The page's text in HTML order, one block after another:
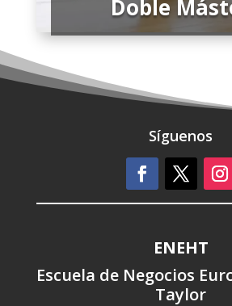
Doble
Síguenos
ENEHT
Escuela de Negocios
Taylor